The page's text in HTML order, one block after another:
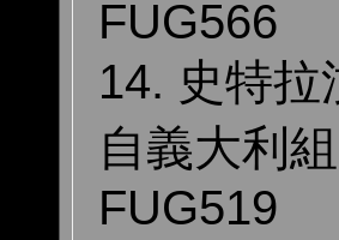
FUG566
14. 史特拉
自義大利
FUG519